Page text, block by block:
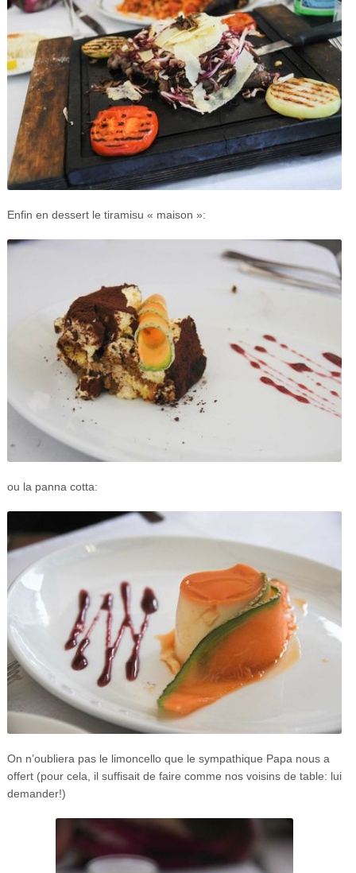
Enfin en dessert le tiramisu « maison »:
ou la panna cotta:
On n’oubliera pas le limoncello que le sympathique Papa nous a
offert (pour cela, il suffisait de faire comme nos voisins de table: lui
demander!)